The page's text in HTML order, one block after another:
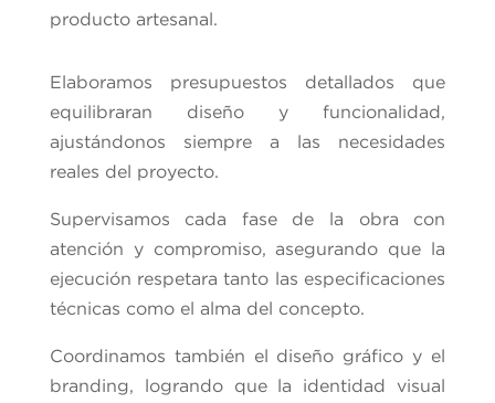
producto artesanal.
Elaboramos presupuestos detallados que
equilibraran diseño y funcionalidad,
ajustándonos siempre a las necesidades
reales del proyecto.
Supervisamos cada fase de la obra con
atención y compromiso, asegurando que la
ejecución respetara tanto las especificaciones
técnicas como el alma del concepto.
Coordinamos también el diseño gráfico y el
branding, logrando que la identidad visual